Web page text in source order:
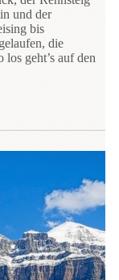
und der
bis
die
geht’s auf den